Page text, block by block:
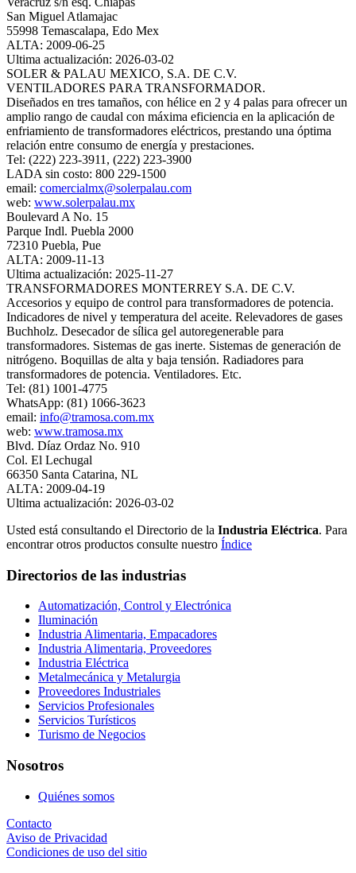
San Miguel Atlamajac
55998 Temascalapa, Edo Mex
ALTA: 2009-06-25
Ultima actualización: 2026-03-02
SOLER & PALAU MEXICO, S.A. DE C.V.
VENTILADORES PARA TRANSFORMADOR.
Diseñados en tres tamaños, con hélice en 2 y 4 palas para ofrecer un
amplio rango de caudal con máxima eficiencia en la aplicación de
enfriamiento de transformadores eléctricos, prestando una óptima
relación entre consumo de energía y prestaciones.
Tel: (222) 223-3911, (222) 223-3900
LADA sin costo: 800 229-1500
email: comercialmx@solerpalau.com
web: www.solerpalau.mx
Boulevard A No. 15
Parque Indl. Puebla 2000
72310 Puebla, Pue
ALTA: 2009-11-13
Ultima actualización: 2025-11-27
TRANSFORMADORES MONTERREY S.A. DE C.V.
Accesorios y equipo de control para transformadores de potencia.
Indicadores de nivel y temperatura del aceite. Relevadores de gases
Buchholz. Desecador de sílica gel autoregenerable para
transformadores. Sistemas de gas inerte. Sistemas de generación de
nitrógeno. Boquillas de alta y baja tensión. Radiadores para
transformadores de potencia. Ventiladores. Etc.
Tel: (81) 1001-4775
WhatsApp: (81) 1066-3623
email: info@tramosa.com.mx
web: www.tramosa.mx
Blvd. Díaz Ordaz No. 910
Col. El Lechugal
66350 Santa Catarina, NL
ALTA: 2009-04-19
Ultima actualización: 2026-03-02
Usted está consultando el Directorio de la Industria Eléctrica. Para
encontrar otros productos consulte nuestro Índice
Directorios de las industrias
Automatización, Control y Electrónica
Iluminación
Industria Alimentaria, Empacadores
Industria Alimentaria, Proveedores
Industria Eléctrica
Metalmecánica y Metalurgia
Proveedores Industriales
Servicios Profesionales
Servicios Turísticos
Turismo de Negocios
Nosotros
Quiénes somos
Contacto
Aviso de Privacidad
Condiciones de uso del sitio